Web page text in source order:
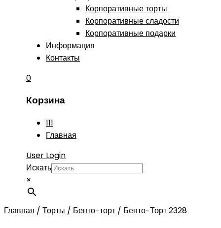
Корпоративные торты
Корпоративные сладости
Корпоративные подарки
Информация
Контакты
0
Корзина
111
Главная
User Login
Искать
×
Главная / Торты / Бенто-торт / Бенто-Торт 2328